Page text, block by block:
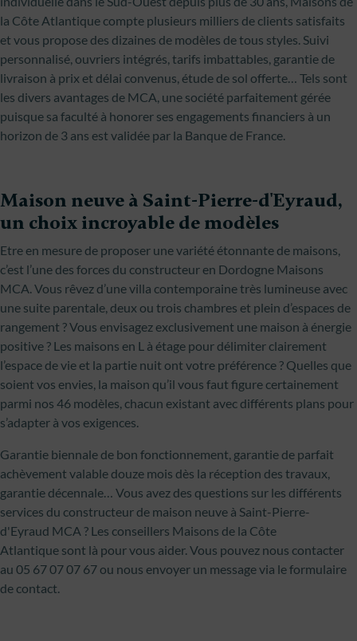
la Côte Atlantique compte plusieurs milliers de clients satisfaits
et vous propose des dizaines de modèles de tous styles. Suivi
personnalisé, ouvriers intégrés, tarifs imbattables, garantie de
livraison à prix et délai convenus, étude de sol offerte… Tels sont
les divers avantages de MCA, une société parfaitement gérée
puisque sa faculté à honorer ses engagements financiers à un
horizon de 3 ans est validée par la Banque de France.
Maison neuve à Saint-Pierre-d'Eyraud,
un choix incroyable de modèles
Etre en mesure de proposer une variété étonnante de maisons,
c’est l’une des forces du constructeur en Dordogne Maisons
MCA. Vous rêvez d’une villa contemporaine très lumineuse avec
une suite parentale, deux ou trois chambres et plein d’espaces de
rangement ? Vous envisagez exclusivement une maison à énergie
positive ? Les maisons en L à étage pour délimiter clairement
l’espace de vie et la partie nuit ont votre préférence ? Quelles que
soient vos envies, la maison qu’il vous faut figure certainement
parmi nos 46 modèles, chacun existant avec différents plans pour
s’adapter à vos exigences.
Garantie biennale de bon fonctionnement, garantie de parfait
achèvement valable douze mois dès la réception des travaux,
garantie décennale… Vous avez des questions sur les différents
services du constructeur de maison neuve à Saint-Pierre-
d'Eyraud MCA ? Les conseillers Maisons de la Côte
Atlantique sont là pour vous aider. Vous pouvez nous contacter
au 05 67 07 07 67 ou nous envoyer un message via le formulaire
de contact.